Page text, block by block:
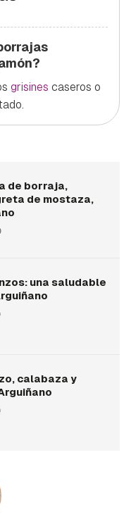
grisines caseros o
de borraja,
de mostaza,
una saludable
calabaza y